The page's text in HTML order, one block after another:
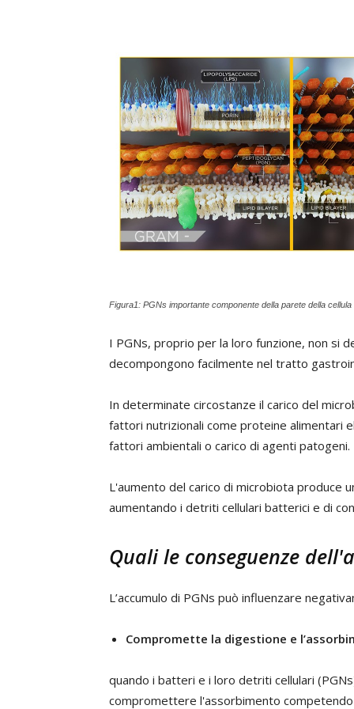
Figura1: PGNs importante componente della parete della cellula
I PGNs, proprio per la loro funzione, non si
decompongono facilmente nel tratto
In determinate circostanze il carico del
fattori nutrizionali come proteine alimentari
fattori ambientali o carico di agenti patogeni.
L'aumento del carico di microbiota produce
aumentando i detriti cellulari batterici e di
Quali le conseguenze
L’accumulo di PGNs può influenzare
Compromette la digestione e
quando i batteri e i loro detriti cellulari
compromettere l'assorbimento